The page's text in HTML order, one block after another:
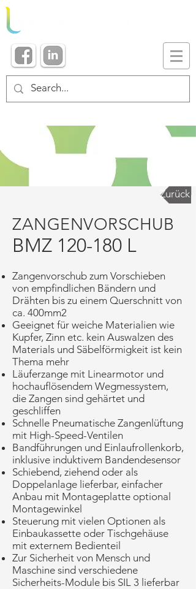
Zurück
ZANGENVORSCHUB
BMZ 120-180 L
Zangenvorschub zum Vorschieben
von empfindlichen Bändern und
Drähten bis zu einem Querschnitt von
ca. 400mm2
Geeignet für weiche Materialien wie
Kupfer, Zinn etc. kein Auswalzen des
Materials und Säbelförmigkeit ist kein
Thema mehr
Läuferzange mit Linearmotor und
hochauflösendem Wegmessystem,
die Zangen sind gehärtet und
geschliffen
Schnelle Pneumatische Zangenlüftung
mit High-Speed-Ventilen
Bandführungen und Einlaufrollenkorb,
inklusive induktivem Bandendesensor
Schiebend, ziehend oder als
Doppelanlage lieferbar, einfacher
Anbau mit Montageplatte optional
Montagewinkel
Steuerung mit vielen Optionen als
Einbaukassette oder Tischgehäuse
mit externem Bedienteil
Zur Sicherheit von Mensch und
Maschine sind verschiedene
Sicherheits-Module bis SIL 3 lieferbar